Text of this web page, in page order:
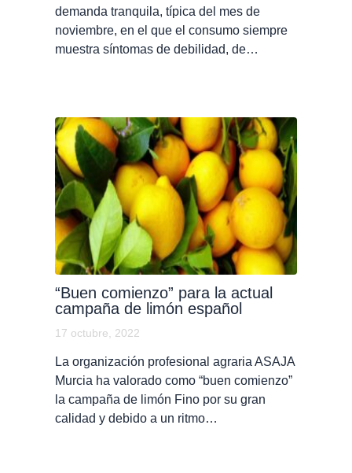
demanda tranquila, típica del mes de
noviembre, en el que el consumo siempre
muestra síntomas de debilidad, de…
“Buen comienzo” para la actual
campaña de limón español
17 octubre, 2022
La organización profesional agraria ASAJA
Murcia ha valorado como “buen comienzo”
la campaña de limón Fino por su gran
calidad y debido a un ritmo…